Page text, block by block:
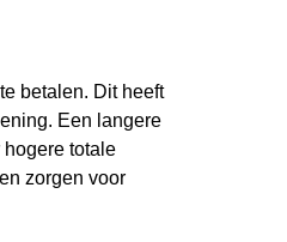
betalen. Dit heeft
Een langere
totale
zorgen voor